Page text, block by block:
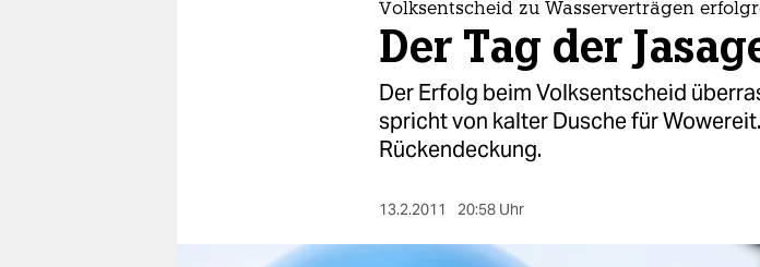
Volksentscheid zu Wasserverträgen
Der Tag der
Der Erfolg beim Volksentscheid
spricht von kalter Dusche für
Rückendeckung.
13.2.2011 20:58 Uhr